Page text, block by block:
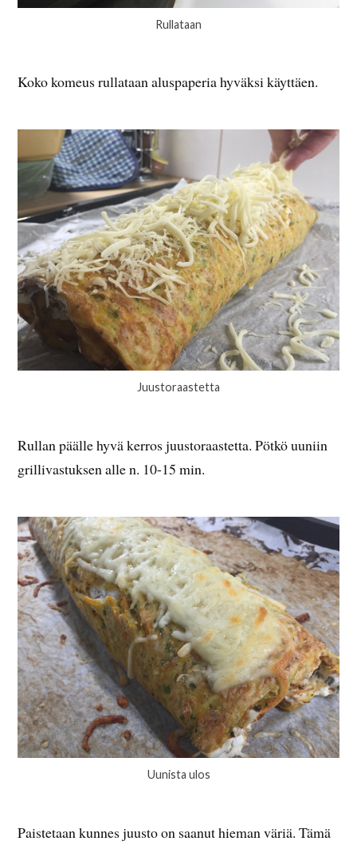
Rullataan
Koko komeus rullataan aluspaperia hyväksi käyttäen.
Juustoraastetta
Rullan päälle hyvä kerros juustoraastetta. Pötkö uuniin
grillivastuksen alle n. 10-15 min.
Uunista ulos
Paistetaan kunnes juusto on saanut hieman väriä. Tämä